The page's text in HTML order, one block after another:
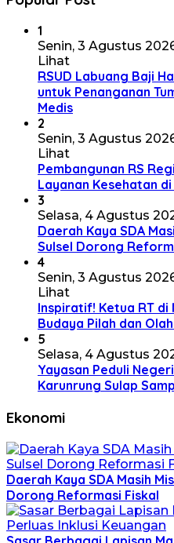
1
Senin, 3 Agustus
Lihat
RSUD Labuang Baji
untuk Penanganan
Medis
2
Senin, 3 Agustus
Lihat
Pembangunan RS
Layanan Kesehatan
3
Selasa, 4 Agustus
Daerah Kaya SDA
Sulsel Dorong
4
Senin, 3 Agustus
Lihat
Inspiratif! Ketua RT di
Budaya Pilah dan
5
Selasa, 4 Agustus
Yayasan Peduli
Karunrung Sulap
Ekonomi
Daerah Kaya SDA Masih
Dorong Reformasi Fiskal